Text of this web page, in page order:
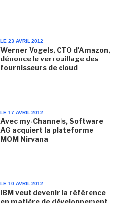
LE 23 AVRIL 2012
Werner Vogels, CTO d'Amazon,
dénonce le verrouillage des
fournisseurs de cloud
LE 17 AVRIL 2012
Avec my-Channels, Software
AG acquiert la plateforme
MOM Nirvana
LE 10 AVRIL 2012
IBM veut devenir la référence